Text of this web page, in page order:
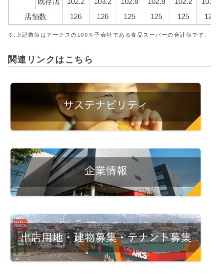
店舗数
126 126 125 125 125 125
※.上記数値はアークスの100％子会社である食品スーパーの合計値です。
関連リンクはこちら